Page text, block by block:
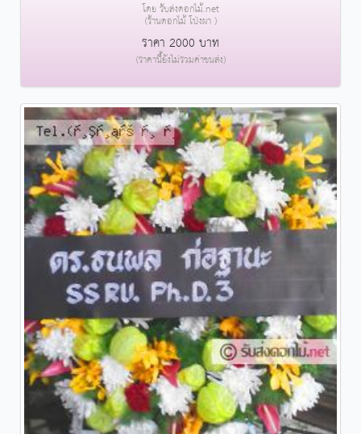
โดย รับส่งดอกไม้.net
(ร้านดอกไม้ โป่งผา )
ราคา 2000 บาท
(ราคานี้ยังไม่รวมค่าขนส่ง)